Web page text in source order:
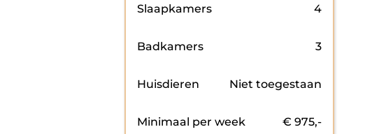
Slaapkamers 4
Badkamers 3
Huisdieren Niet toegestaan
Minimaal per week € 975,-